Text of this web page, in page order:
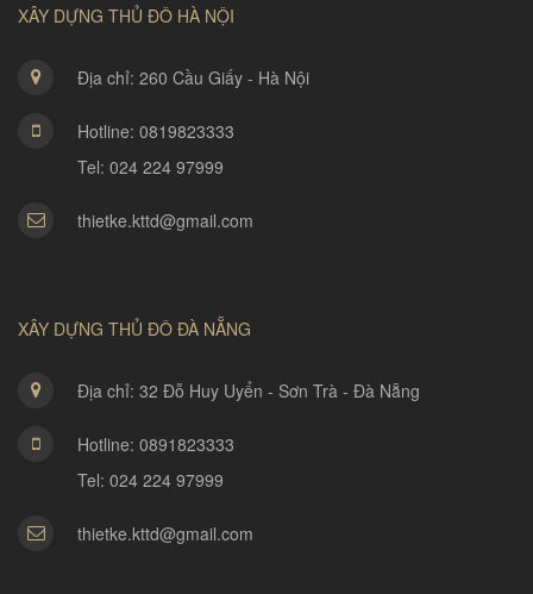
XÂY DỰNG THỦ ĐÔ HÀ NỘI
Địa chỉ: 260 Cầu Giấy - Hà Nội
Hotline: 0819823333
Tel: 024 224 97999
thietke.kttd@gmail.com
XÂY DỰNG THỦ ĐÔ ĐÀ NẴNG
Địa chỉ: 32 Đỗ Huy Uyển - Sơn Trà - Đà Nẵng
Hotline: 0891823333
Tel: 024 224 97999
thietke.kttd@gmail.com